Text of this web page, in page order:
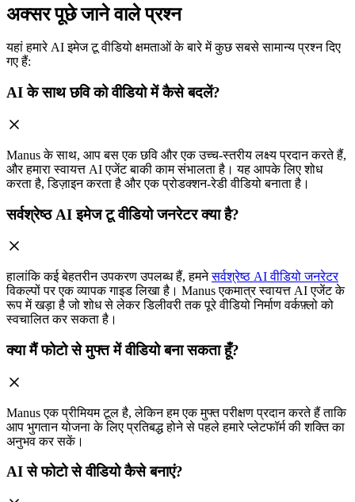
अक्सर पूछे जाने वाले प्रश्न
यहां हमारे AI इमेज टू वीडियो क्षमताओं के बारे में कुछ सबसे सामान्य प्रश्न दिए
गए हैं:
AI के साथ छवि को वीडियो में कैसे बदलें?
Manus के साथ, आप बस एक छवि और एक उच्च-स्तरीय लक्ष्य प्रदान करते हैं,
और हमारा स्वायत्त AI एजेंट बाकी काम संभालता है। यह आपके लिए शोध
करता है, डिज़ाइन करता है और एक प्रोडक्शन-रेडी वीडियो बनाता है।
सर्वश्रेष्ठ AI इमेज टू वीडियो जनरेटर क्या है?
हालांकि कई बेहतरीन उपकरण उपलब्ध हैं, हमनेसर्वश्रेष्ठ AI वीडियो जनरेटर
विकल्पों पर एक व्यापक गाइड लिखा है। Manus एकमात्र स्वायत्त AI एजेंट के
रूप में खड़ा है जो शोध से लेकर डिलीवरी तक पूरे वीडियो निर्माण वर्कफ़्लो को
स्वचालित कर सकता है।
क्या मैं फोटो से मुफ्त में वीडियो बना सकता हूँ?
Manus एक प्रीमियम टूल है, लेकिन हम एक मुफ्त परीक्षण प्रदान करते हैं ताकि
आप भुगतान योजना के लिए प्रतिबद्ध होने से पहले हमारे प्लेटफॉर्म की शक्ति का
अनुभव कर सकें।
AI से फोटो से वीडियो कैसे बनाएं?